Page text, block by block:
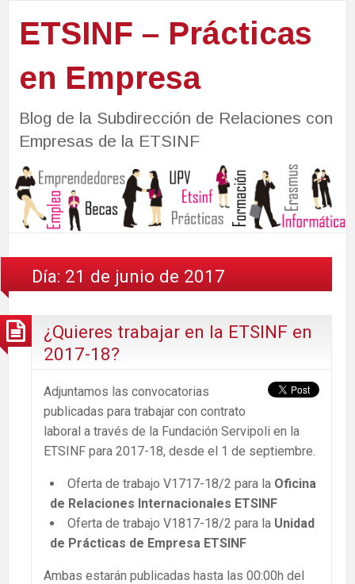
ETSINF – Prácticas
en Empresa
Blog de la Subdirección de Relaciones con
Empresas de la ETSINF
Día: 21 de junio de 2017
¿Quieres trabajar en la ETSINF en
2017-18?
Adjuntamos las convocatorias
publicadas para trabajar con contrato
laboral a través de la Fundación Servipoli en la
ETSINF para 2017-18, desde el 1 de septiembre.
Oferta de trabajo V1717-18/2 para la Oficina
de Relaciones Internacionales ETSINF
Oferta de trabajo V1817-18/2 para la Unidad
de Prácticas de Empresa ETSINF
Ambas estarán publicadas hasta las 00:00h del